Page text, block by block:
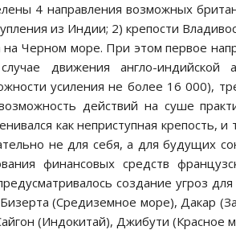
4 направления возможных
из Индии; 2) крепости
на Черном море. При этом первое
движения англо-
усиления не более 16 000),
действий на суше
как неприступная крепость, и
не для себя, а для будущих
финансовых средств
создание угроз
(Средиземное море), Дакар
(Индокитай), Джибути (Красное